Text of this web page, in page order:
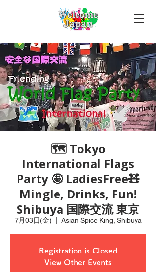
🗺 Tokyo
International Flags
Party 🤩 LadiesFree🧸
Mingle, Drinks, Fun!
Shibuya 国際交流 東京
7月03日(金) Asian Spice King, Shibuya
Registration is Closed
View Other Events